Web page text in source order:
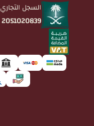
السجل التجاري
2051020839